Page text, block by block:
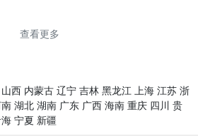
查看更多
山西 内蒙古 辽宁 吉林 黑龙江 上海 江苏 浙
湖北 湖南 广东 广西 海南 重庆 四川 贵
宁夏 新疆